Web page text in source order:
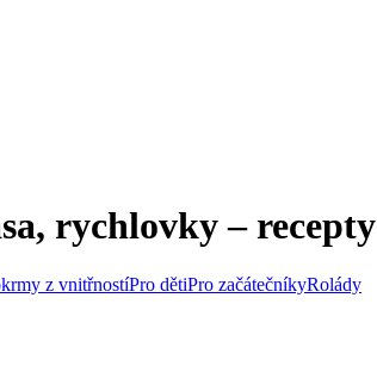
rychlovky – recepty
z vnitřnostíPro dětiPro začátečníkyRolády